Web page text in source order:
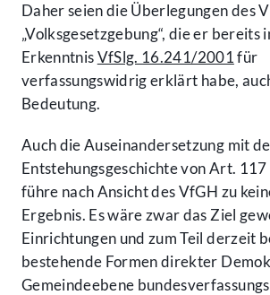
Daher seien die Überlegungen des
„Volksgesetzgebung“, die er bereits
ErkenntnisVfSlg. 16.241/2001für
verfassungswidrig erklärt habe,
Bedeutung.
Auch die Auseinandersetzung mit
Entstehungsgeschichte von Art. 117
führe nach Ansicht des VfGH zu
Ergebnis. Es wäre zwar das Ziel
Einrichtungen und zum Teil derzeit
bestehende Formen direkter
Gemeindeebene